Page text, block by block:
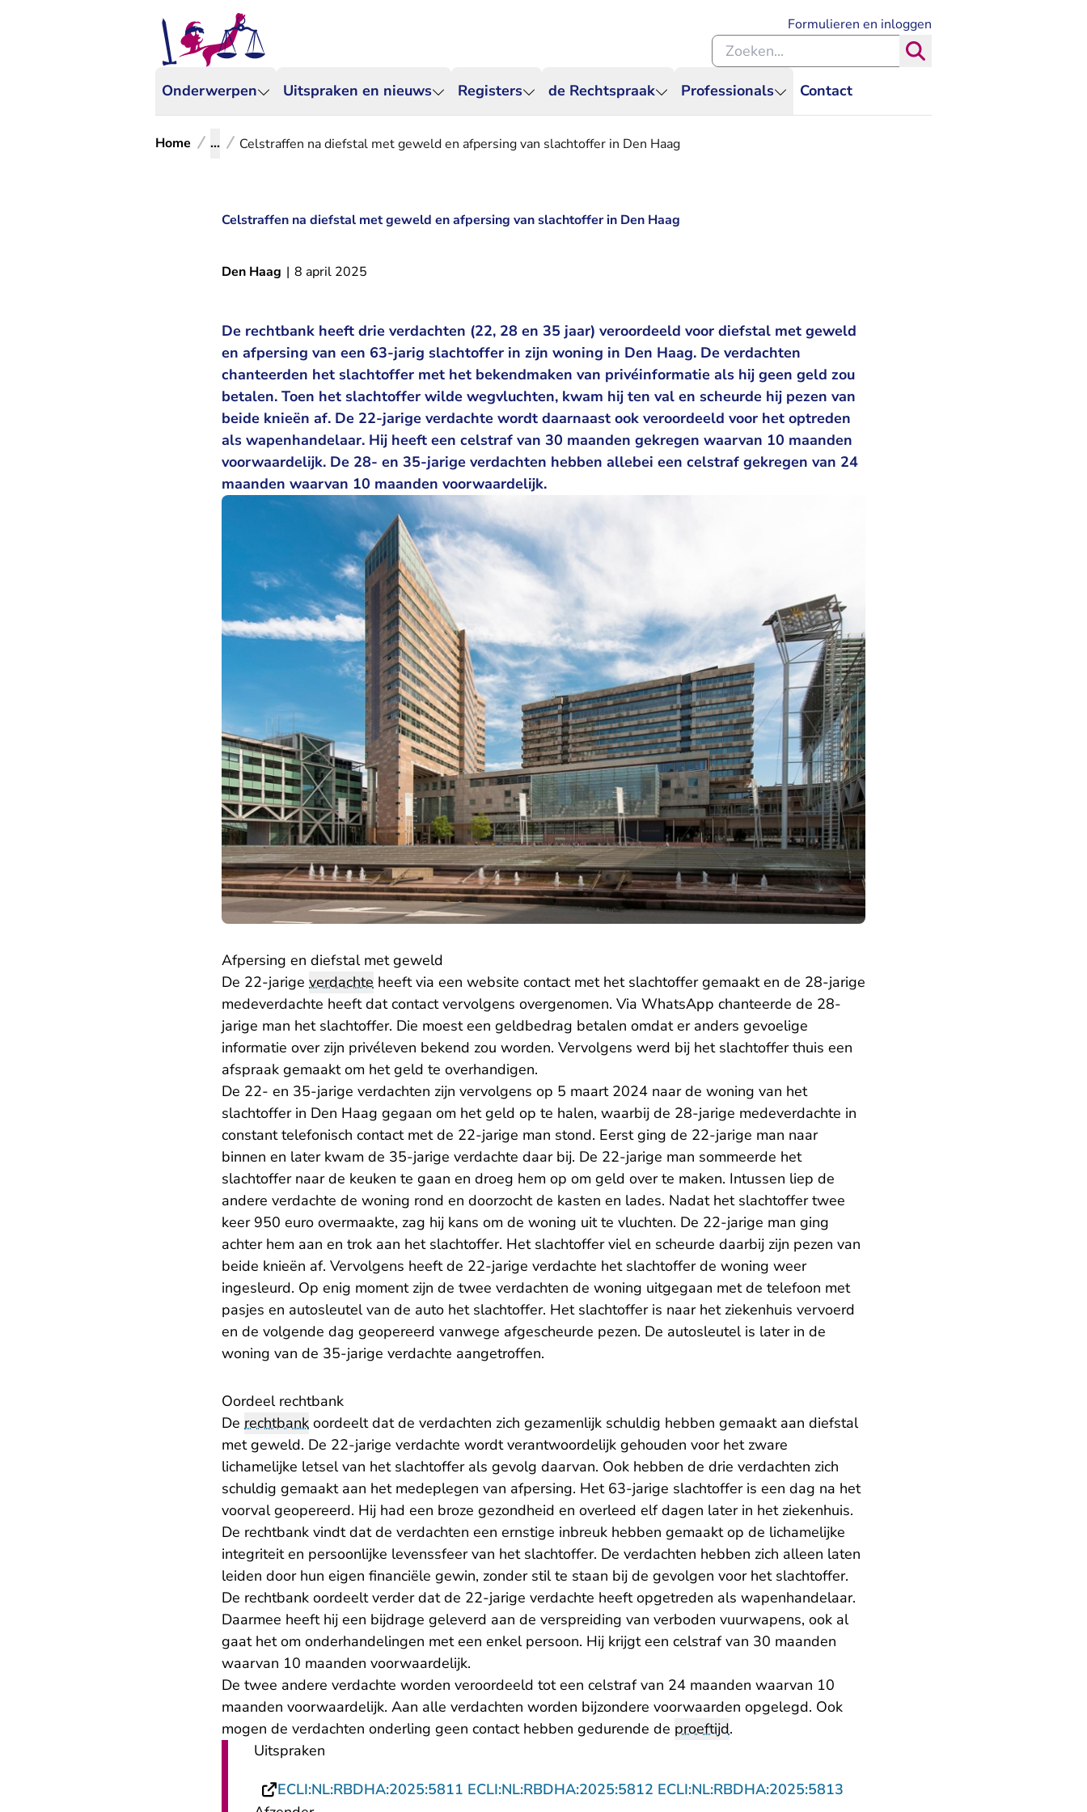
Onderwerpen Uitspraken en nieuws Registers de Rechtspraak Professionals Contact
Formulieren en inloggen
Zoeken binnen de Rechtspraak
Home ... Celstraffen na diefstal met geweld en afpersing van slachtoffer in Den Haag
Celstraffen na diefstal met geweld en afpersing van slachtoffer in Den Haag
Den Haag | 8 april 2025
De rechtbank heeft drie verdachten (22, 28 en 35 jaar) veroordeeld voor diefstal met geweld
en afpersing van een 63-jarig slachtoffer in zijn woning in Den Haag. De verdachten
chanteerden het slachtoffer met het bekendmaken van privéinformatie als hij geen geld zou
betalen. Toen het slachtoffer wilde wegvluchten, kwam hij ten val en scheurde hij pezen van
beide knieën af. De 22-jarige verdachte wordt daarnaast ook veroordeeld voor het optreden
als wapenhandelaar. Hij heeft een celstraf van 30 maanden gekregen waarvan 10 maanden
voorwaardelijk. De 28- en 35-jarige verdachten hebben allebei een celstraf gekregen van 24
maanden waarvan 10 maanden voorwaardelijk.
Afpersing en diefstal met geweld
De 22-jarige verdachte heeft via een website contact met het slachtoffer gemaakt en de 28-jarige
medeverdachte heeft dat contact vervolgens overgenomen. Via WhatsApp chanteerde de 28-
jarige man het slachtoffer. Die moest een geldbedrag betalen omdat er anders gevoelige
informatie over zijn privéleven bekend zou worden. Vervolgens werd bij het slachtoffer thuis een
afspraak gemaakt om het geld te overhandigen.
De 22- en 35-jarige verdachten zijn vervolgens op 5 maart 2024 naar de woning van het
slachtoffer in Den Haag gegaan om het geld op te halen, waarbij de 28-jarige medeverdachte in
constant telefonisch contact met de 22-jarige man stond. Eerst ging de 22-jarige man naar
binnen en later kwam de 35-jarige verdachte daar bij. De 22-jarige man sommeerde het
slachtoffer naar de keuken te gaan en droeg hem op om geld over te maken. Intussen liep de
andere verdachte de woning rond en doorzocht de kasten en lades. Nadat het slachtoffer twee
keer 950 euro overmaakte, zag hij kans om de woning uit te vluchten. De 22-jarige man ging
achter hem aan en trok aan het slachtoffer. Het slachtoffer viel en scheurde daarbij zijn pezen van
beide knieën af. Vervolgens heeft de 22-jarige verdachte het slachtoffer de woning weer
ingesleurd. Op enig moment zijn de twee verdachten de woning uitgegaan met de telefoon met
pasjes en autosleutel van de auto het slachtoffer. Het slachtoffer is naar het ziekenhuis vervoerd
en de volgende dag geopereerd vanwege afgescheurde pezen. De autosleutel is later in de
woning van de 35-jarige verdachte aangetroffen.
Oordeel rechtbank
De rechtbank oordeelt dat de verdachten zich gezamenlijk schuldig hebben gemaakt aan diefstal
met geweld. De 22-jarige verdachte wordt verantwoordelijk gehouden voor het zware
lichamelijke letsel van het slachtoffer als gevolg daarvan. Ook hebben de drie verdachten zich
schuldig gemaakt aan het medeplegen van afpersing. Het 63-jarige slachtoffer is een dag na het
voorval geopereerd. Hij had een broze gezondheid en overleed elf dagen later in het ziekenhuis.
De rechtbank vindt dat de verdachten een ernstige inbreuk hebben gemaakt op de lichamelijke
integriteit en persoonlijke levenssfeer van het slachtoffer. De verdachten hebben zich alleen laten
leiden door hun eigen financiële gewin, zonder stil te staan bij de gevolgen voor het slachtoffer.
De rechtbank oordeelt verder dat de 22-jarige verdachte heeft opgetreden als wapenhandelaar.
Daarmee heeft hij een bijdrage geleverd aan de verspreiding van verboden vuurwapens, ook al
gaat het om onderhandelingen met een enkel persoon. Hij krijgt een celstraf van 30 maanden
waarvan 10 maanden voorwaardelijk.
De twee andere verdachte worden veroordeeld tot een celstraf van 24 maanden waarvan 10
maanden voorwaardelijk. Aan alle verdachten worden bijzondere voorwaarden opgelegd. Ook
mogen de verdachten onderling geen contact hebben gedurende de proeftijd.
Uitspraken
ECLI:NL:RBDHA:2025:5811 ECLI:NL:RBDHA:2025:5812 ECLI:NL:RBDHA:2025:5813